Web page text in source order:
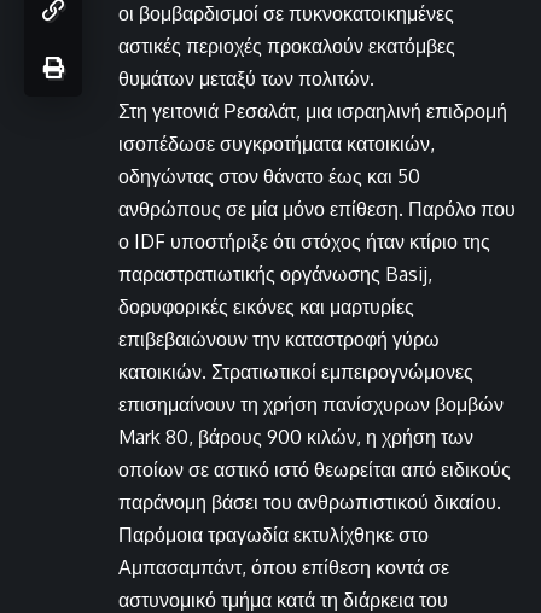
οι βομβαρδισμοί σε πυκνοκατοικημένες
αστικές περιοχές προκαλούν εκατόμβες
θυμάτων μεταξύ των πολιτών.
Στη γειτονιά Ρεσαλάτ, μια ισραηλινή επιδρομή
ισοπέδωσε συγκροτήματα κατοικιών,
οδηγώντας στον θάνατο έως και 50
ανθρώπους σε μία μόνο επίθεση. Παρόλο που
ο IDF υποστήριξε ότι στόχος ήταν κτίριο της
παραστρατιωτικής οργάνωσης Basij,
δορυφορικές εικόνες και μαρτυρίες
επιβεβαιώνουν την καταστροφή γύρω
κατοικιών. Στρατιωτικοί εμπειρογνώμονες
επισημαίνουν τη χρήση πανίσχυρων βομβών
Mark 80, βάρους 900 κιλών, η χρήση των
οποίων σε αστικό ιστό θεωρείται από ειδικούς
παράνομη βάσει του ανθρωπιστικού δικαίου.
Παρόμοια τραγωδία εκτυλίχθηκε στο
Αμπασαμπάντ, όπου επίθεση κοντά σε
αστυνομικό τμήμα κατά τη διάρκεια του